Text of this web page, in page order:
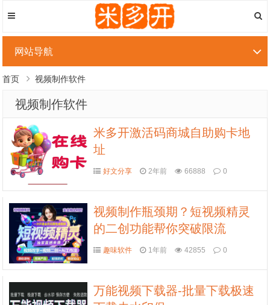
网站导航
首页 视频制作软件
视频制作软件
米多开激活码商城自助购卡地
址
好文分享 2年前 66888 0
视频制作瓶颈期？短视频精灵
的二创功能帮你突破限流
趣味软件 1年前 42855 0
万能视频下载器-批量下载极速